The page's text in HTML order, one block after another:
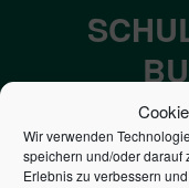
Wir verwenden
speichern und/oder darauf
Erlebnis zu verbessern